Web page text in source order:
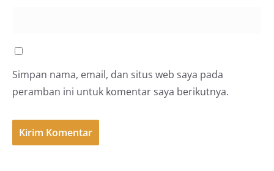
Simpan nama, email, dan situs web saya pada
peramban ini untuk komentar saya berikutnya.